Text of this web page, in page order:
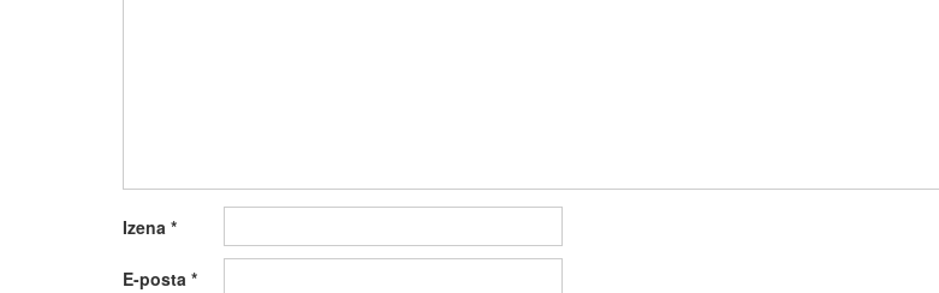
Izena *
E-posta *